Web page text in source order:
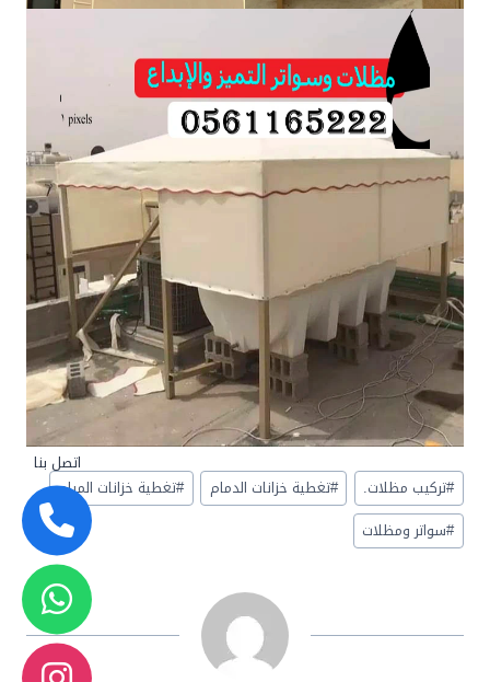
Post
Tags:
#تركيب مظلات. #تغطية خزانات الدمام #تغطية خزانات المياه
#سواتر ومظلات
اتصل بنا